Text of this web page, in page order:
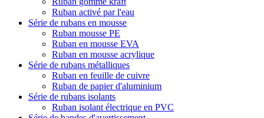
Ruban activé par l'eau
Série de rubans en mousse
Ruban mousse PE
Ruban en mousse EVA
Ruban en mousse acrylique
Série de rubans métalliques
Ruban en feuille de cuivre
Ruban de papier d'aluminium
Série de rubans isolants
Ruban isolant électrique en PVC